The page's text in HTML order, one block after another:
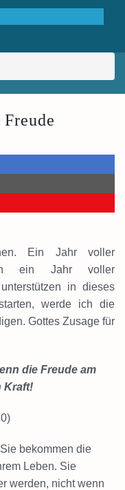
Ein Jahr voller
ein Jahr voller
in dieses
werde ich die
Gottes Zusage für
die Freude am
Kraft!
bekommen die
Leben. Sie
werden, nicht wenn